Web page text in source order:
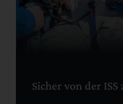
Sicher von der